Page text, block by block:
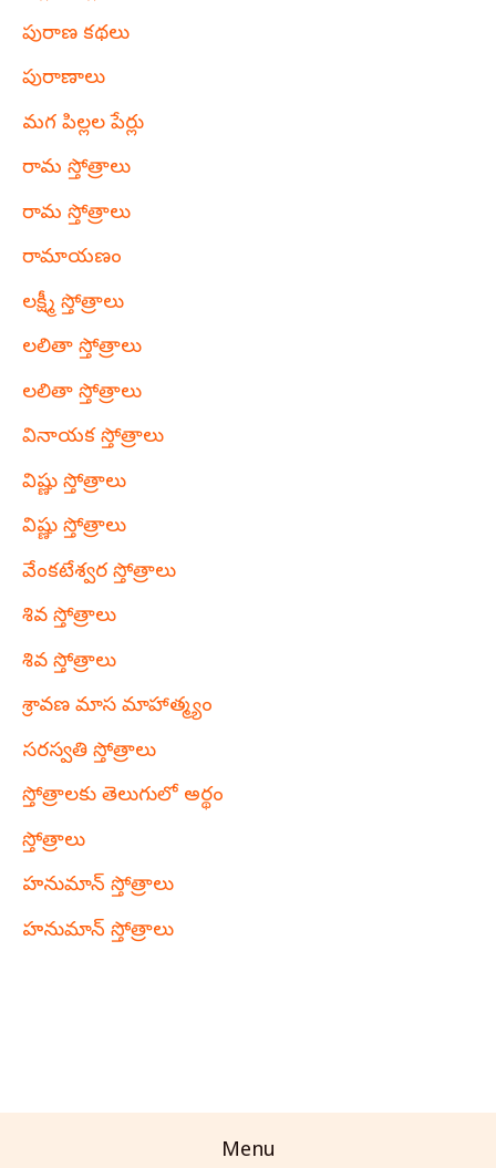
పురాణ కథలు
పురాణాలు
మగ పిల్లల పేర్లు
రామ స్తోత్రాలు
రామ స్తోత్రాలు
రామాయణం
లక్ష్మీ స్తోత్రాలు
లలితా స్తోత్రాలు
లలితా స్తోత్రాలు
వినాయక స్తోత్రాలు
విష్ణు స్తోత్రాలు
విష్ణు స్తోత్రాలు
వేంకటేశ్వర స్తోత్రాలు
శివ స్తోత్రాలు
శివ స్తోత్రాలు
శ్రావణ మాస మాహాత్మ్యం
సరస్వతి స్తోత్రాలు
స్తోత్రాలకు తెలుగులో అర్థం
స్తోత్రాలు
హనుమాన్ స్తోత్రాలు
హనుమాన్ స్తోత్రాలు
Menu